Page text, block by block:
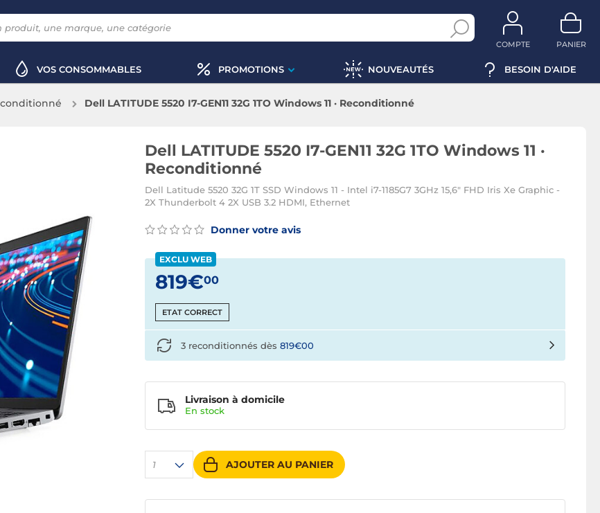
COMPTE PANIER
VOS CONSOMMABLES PROMOTIONS NOUVEAUTÉS BESOIN D'AIDE
Dell LATITUDE 5520 I7-GEN11 32G 1TO Windows 11 · Reconditionné
Dell LATITUDE 5520 I7-GEN11 32G 1TO Windows 11 ·
Reconditionné
Dell Latitude 5520 32G 1T SSD Windows 11 - Intel i7-1185G7 3GHz 15,6" FHD Iris Xe Graphic -
2X Thunderbolt 4 2X USB 3.2 HDMI, Ethernet
Donner votre avis
EXCLU WEB
819€00
ETAT CORRECT
1 AJOUTER AU PANIER
Livraison à domicile
En stock
3 reconditionnés dès 819€00